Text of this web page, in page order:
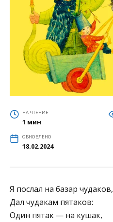
НА ЧТЕНИЕ
1 мин
ОБНОВЛЕНО
18.02.2024
Я послал на базар чудаков,
Дал чудакам пятаков:
Один пятак — на кушак,